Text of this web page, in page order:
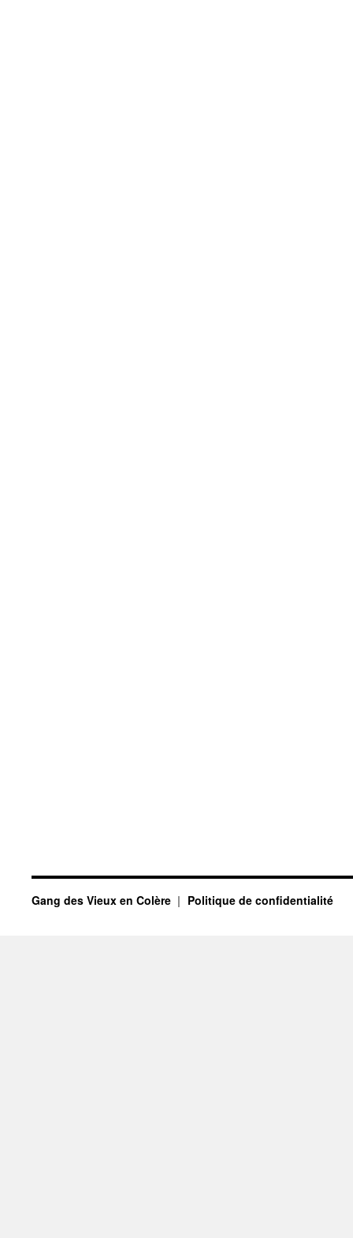
Gang des Vieux en Colère Politique de confidentialité